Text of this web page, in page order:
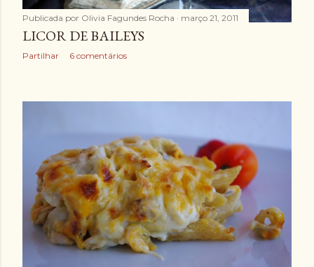
Publicada por Olivia Fagundes Rocha março 21, 2011
LICOR DE BAILEYS
Partilhar 6 comentários